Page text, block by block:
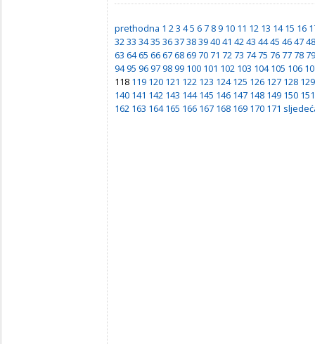
prethodna 1 23 45 6 7 8 9 10 11 12 13 14 15 16
3233 3435 363738394041 4243 4445 464748
63 64 65 66 67 68 69 70 71 72 73 74 75 76 77 78 79
94 95 96 97 98 99 100 101 102 103 104 105 106
118 119 120 121 122 123 124 125 126 127 128 129
140 141 142 143 144 145 146 147 148 149 150 151
162 163 164 165 166 167 168 169 170 171